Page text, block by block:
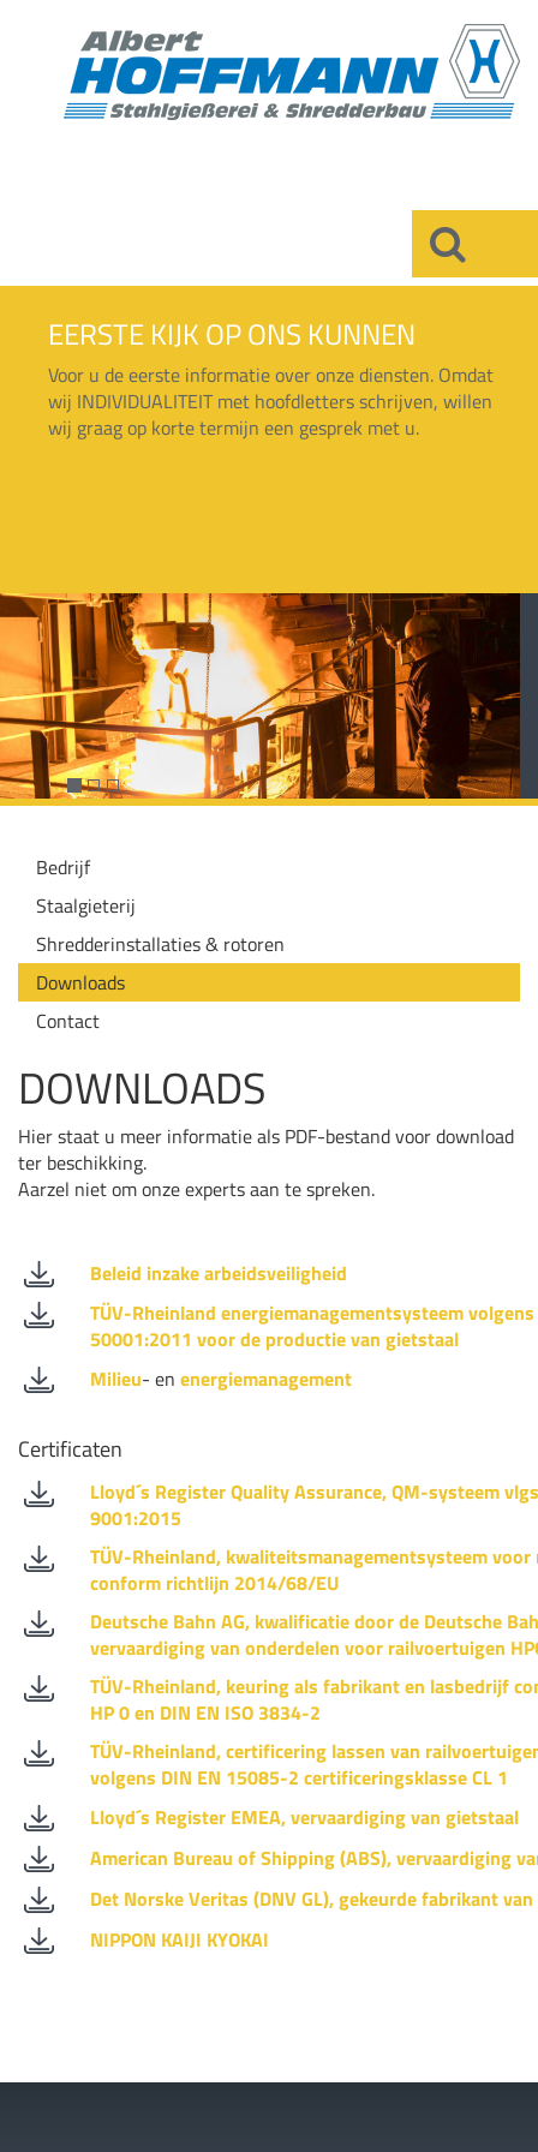
EERSTE KIJK OP ONS KUNNEN
Voor u de eerste informatie over onze diensten. Omdat
wij INDIVIDUALITEIT met hoofdletters schrijven, willen
wij graag op korte termijn een gesprek met u.
Bedrijf
Staalgieterij
Shredderinstallaties & rotoren
Downloads
Contact
DOWNLOADS
Hier staat u meer informatie als PDF-bestand voor download
ter beschikking.
Aarzel niet om onze experts aan te spreken.
Beleid inzake arbeidsveiligheid
TÜV-Rheinland energiemanagementsysteem volgens
50001:2011 voor de productie van gietstaal
Milieu- en energiemanagement
Certificaten
Lloyd´s Register Quality Assurance, QM-systeem
9001:2015
TÜV-Rheinland, kwaliteitsmanagementsysteem
conform richtlijn 2014/68/EU
Deutsche Bahn AG, kwalificatie door de Deutsche
vervaardiging van onderdelen voor railvoertuigen
TÜV-Rheinland, keuring als fabrikant en lasbedrijf
HP 0 en DIN EN ISO 3834-2
TÜV-Rheinland, certificering lassen van
volgens DIN EN 15085-2 certificeringsklasse CL 1
Lloyd´s Register EMEA, vervaardiging van gietstaal
American Bureau of Shipping (ABS), vervaardiging
Det Norske Veritas (DNV GL), gekeurde fabrikant
NIPPON KAIJI KYOKAI